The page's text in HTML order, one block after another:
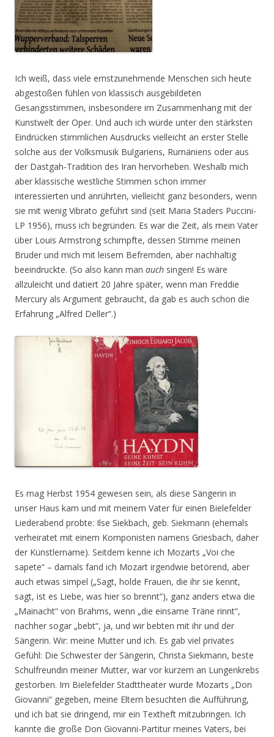
Ich weiß, dass viele ernstzunehmende Menschen sich heute
abgestoßen fühlen von klassisch ausgebildeten
Gesangsstimmen, insbesondere im Zusammenhang mit der
Kunstwelt der Oper. Und auch ich würde unter den stärksten
Eindrücken stimmlichen Ausdrucks vielleicht an erster Stelle
solche aus der Volksmusik Bulgariens, Rumäniens oder aus
der Dastgah-Tradition des Iran hervorheben. Weshalb mich
aber klassische westliche Stimmen schon immer
interessierten und anrührten, vielleicht ganz besonders, wenn
sie mit wenig Vibrato geführt sind (seit Maria Staders Puccini-
LP 1956), muss ich begründen. Es war die Zeit, als mein Vater
über Louis Armstrong schimpfte, dessen Stimme meinen
Bruder und mich mit leisem Befremden, aber nachhaltig
beeindruckte. (So also kann man auch singen! Es wäre
allzuleicht und datiert 20 Jahre später, wenn man Freddie
Mercury als Argument gebraucht, da gab es auch schon die
Erfahrung „Alfred Deller“.)
Es mag Herbst 1954 gewesen sein, als diese Sängerin in
unser Haus kam und mit meinem Vater für einen Bielefelder
Liederabend probte: Ilse Siekbach, geb. Siekmann (ehemals
verheiratet mit einem Komponisten namens Griesbach, daher
der Künstlername). Seitdem kenne ich Mozarts „Voi che
sapete“ – damals fand ich Mozart irgendwie betörend, aber
auch etwas simpel („Sagt, holde Frauen, die ihr sie kennt,
sagt, ist es Liebe, was hier so brennt“), ganz anders etwa die
„Mainacht“ von Brahms, wenn „die einsame Träne rinnt“,
nachher sogar „bebt“, ja, und wir bebten mit ihr und der
Sängerin. Wir: meine Mutter und ich. Es gab viel privates
Gefühl: Die Schwester der Sängerin, Christa Siekmann, beste
Schulfreundin meiner Mutter, war vor kurzem an Lungenkrebs
gestorben. Im Bielefelder Stadttheater wurde Mozarts „Don
Giovanni“ gegeben, meine Eltern besuchten die Aufführung,
und ich bat sie dringend, mir ein Textheft mitzubringen. Ich
kannte die große Don Giovanni-Partitur meines Vaters, bei